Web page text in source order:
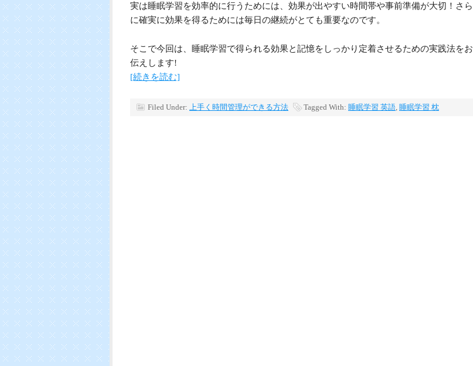
実は睡眠学習を効率的に行うためには、効果が出やすい時間帯や事前準備が大切！さら
に確実に効果を得るためには毎日の継続がとても重要なのです。
そこで今回は、睡眠学習で得られる効果と記憶をしっかり定着させるための実践法をお
伝えします!
[続きを読む]
Filed Under: 上手く時間管理ができる方法 Tagged With: 睡眠学習 英語 睡眠学習 枕